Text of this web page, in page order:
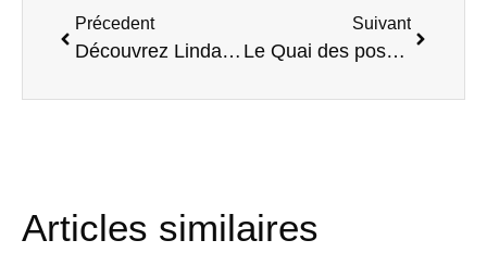
Précedent
Découvrez Linda Martaire, coworkeuse et directrice de la Ruche
Suivant
Le Quai des possibles, un lieu de rencontre idéal pour les professionnels !
Articles similaires